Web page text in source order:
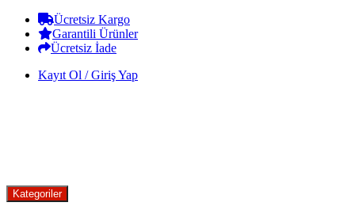
Skip
navigation
Skip
content
Ücretsiz Kargo
Garantili Ürünler
Ücretsiz İade
Kayıt Ol / Giriş Yap
Kategoriler